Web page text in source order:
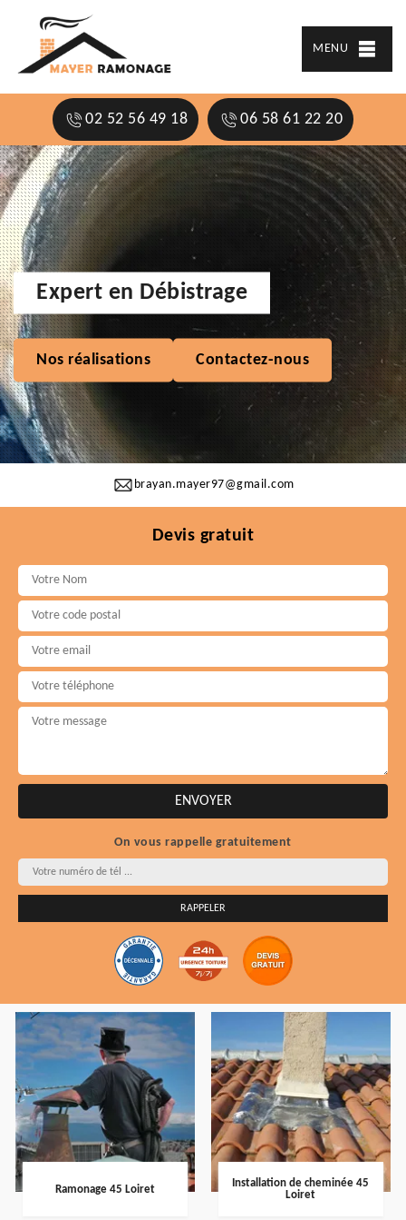
MENU
02 52 56 49 18 06 58 61 22 20
brayan.mayer97@gmail.com
Expert en Débistrage
Nos réalisations Contactez-nous
Devis gratuit
On vous rappelle gratuitement
Ramonage 45 Loiret
Installation de cheminée 45
Loiret